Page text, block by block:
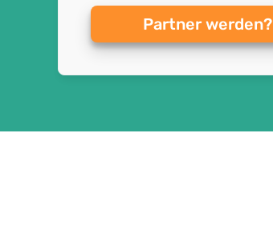
Partner werden?